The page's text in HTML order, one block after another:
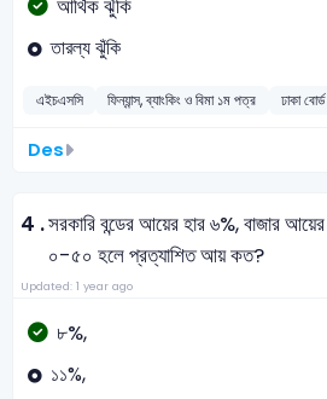
আর্থিক ঝুঁকি
তারল্য ঝুঁকি
এইচএসসি ফিন্যান্স, ব্যাংকিং ও বিমা ১ম পত্র ঢাকা
Des
4 .সরকারি বন্ডের আয়ের হার ৬%, বাজার
০-৫০ হলে প্রত্যাশিত আয় কত?
Updated: 1 year ago
৮%,
১১%,